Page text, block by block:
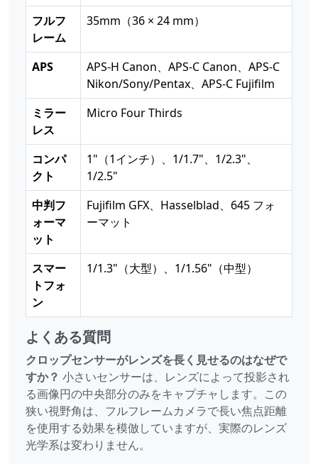
フルフ
レーム
35mm（36 × 24 mm）
APS
APS-H Canon、APS-C Canon、APS-C
Nikon/Sony/Pentax、APS-C Fujifilm
ミラー
レス
Micro Four Thirds
コンパ
クト
1"（1インチ）、1/1.7"、1/2.3"、
1/2.5"
中判フ
ォーマ
ット
Fujifilm GFX、Hasselblad、645 フォ
ーマット
スマー
トフォ
ン
1/1.3"（大型）、1/1.56"（中型）
よくある質問
クロップセンサーがレンズを長く見せるのはなぜで
すか？ 小さいセンサーは、レンズによって投影され
る画像円の中央部分のみをキャプチャします。この
狭い視野角は、フルフレームカメラで長い焦点距離
を使用する効果を模倣していますが、実際のレンズ
光学系は変わりません。